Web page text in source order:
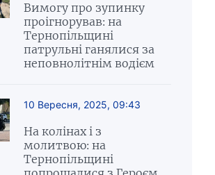
Вимогу про зупинку
проігнорував: на
Тернопільщині
патрульні ганялися за
неповнолітнім водієм
10 Вересня, 2025, 09:43
На колінах і з
молитвою: на
Тернопільщині